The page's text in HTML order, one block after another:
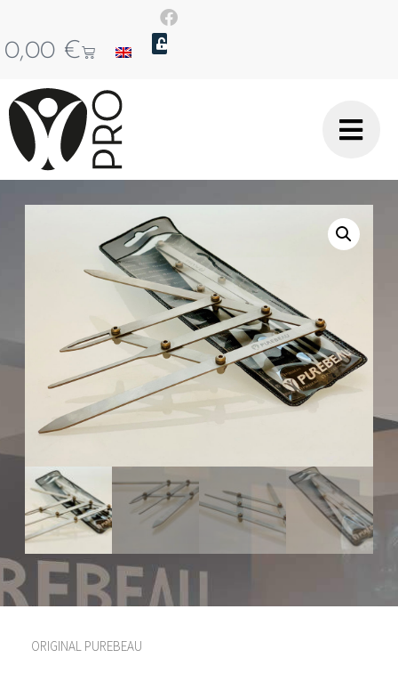
0,00 €
ORIGINAL PUREBEAU